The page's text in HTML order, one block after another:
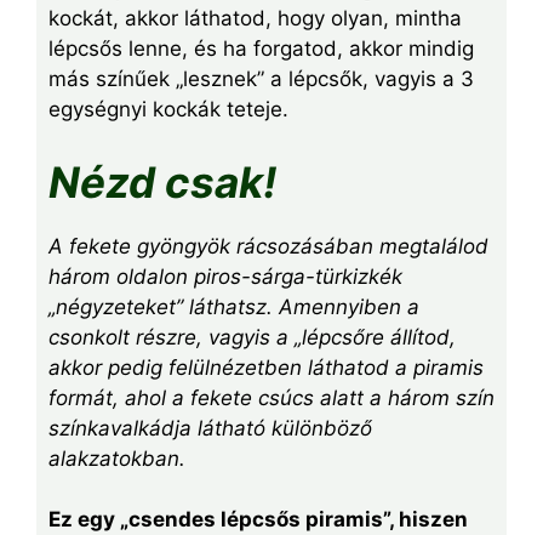
kockát, akkor láthatod, hogy olyan, mintha
lépcsős lenne, és ha forgatod, akkor mindig
más színűek „lesznek” a lépcsők, vagyis a 3
egységnyi kockák teteje.
Nézd csak!
A fekete gyöngyök rácsozásában megtalálod
három oldalon piros-sárga-türkizkék
„négyzeteket” láthatsz. Amennyiben a
csonkolt részre, vagyis a „lépcsőre állítod,
akkor pedig felülnézetben láthatod a piramis
formát, ahol a fekete csúcs alatt a három szín
színkavalkádja látható különböző
alakzatokban.
Ez egy „csendes lépcsős piramis”, hiszen